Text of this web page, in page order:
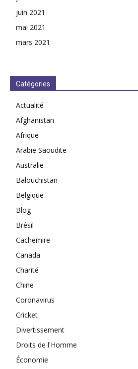
juin 2021
mai 2021
mars 2021
Catégories
Actualité
Afghanistan
Afrique
Arabie Saoudite
Australie
Balouchistan
Belgique
Blog
Brésil
Cachemire
Canada
Charité
Chine
Coronavirus
Cricket
Divertissement
Droits de l'Homme
Économie